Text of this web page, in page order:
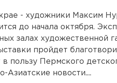
- художники Максим
до начала октября.
залах художественной
пройдет
пользу Пермского
Азиатские новости....